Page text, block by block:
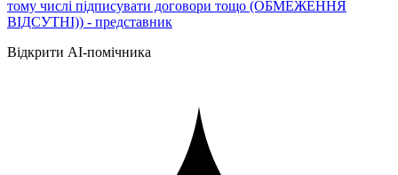
тому числі підписувати договори тощо (ОБМЕЖЕННЯ
ВІДСУТНІ)) - представник
Відкрити AI-помічника